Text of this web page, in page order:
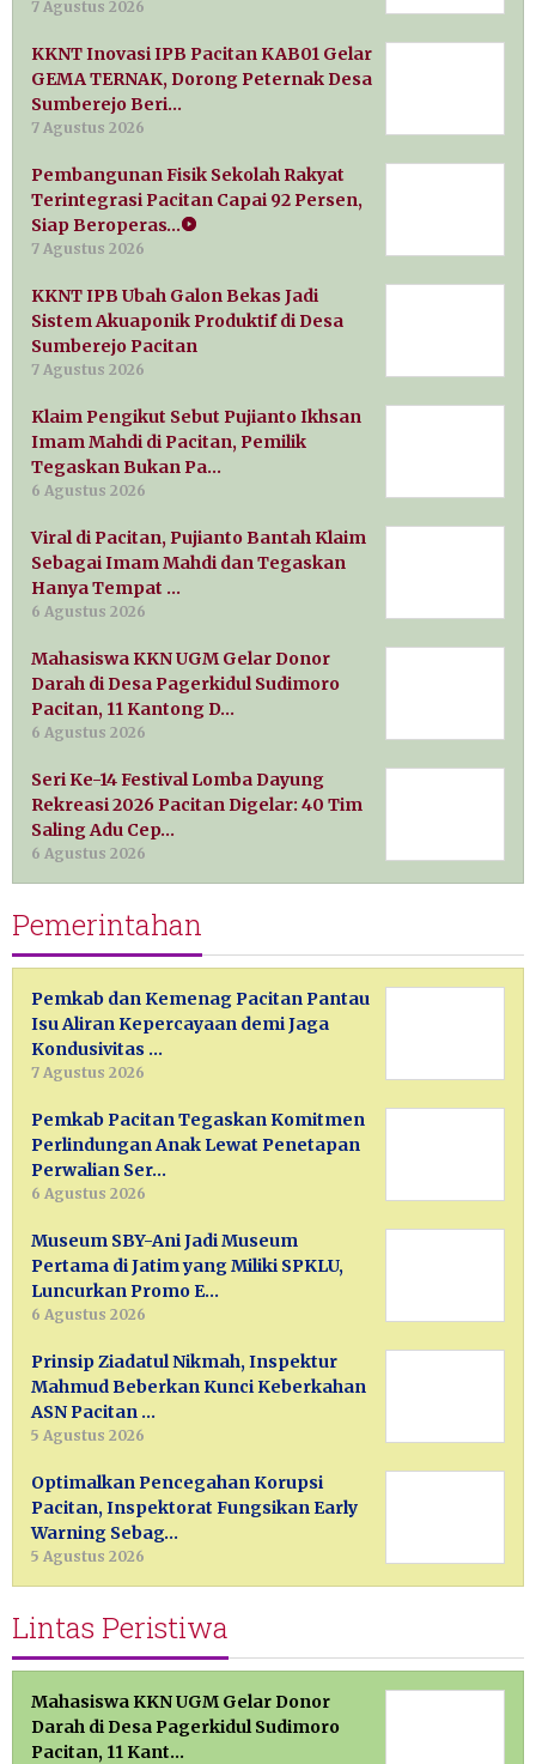
7 Agustus 2026
KKNT Inovasi IPB Pacitan KAB01 Gelar
GEMA TERNAK, Dorong Peternak Desa
Sumberejo Beri…
7 Agustus 2026
Pembangunan Fisik Sekolah Rakyat
Terintegrasi Pacitan Capai 92 Persen,
Siap Beroperas…
7 Agustus 2026
KKNT IPB Ubah Galon Bekas Jadi
Sistem Akuaponik Produktif di Desa
Sumberejo Pacitan
7 Agustus 2026
Klaim Pengikut Sebut Pujianto Ikhsan
Imam Mahdi di Pacitan, Pemilik
Tegaskan Bukan Pa…
6 Agustus 2026
Viral di Pacitan, Pujianto Bantah Klaim
Sebagai Imam Mahdi dan Tegaskan
Hanya Tempat …
6 Agustus 2026
Mahasiswa KKN UGM Gelar Donor
Darah di Desa Pagerkidul Sudimoro
Pacitan, 11 Kantong D…
6 Agustus 2026
Seri Ke-14 Festival Lomba Dayung
Rekreasi 2026 Pacitan Digelar: 40 Tim
Saling Adu Cep…
6 Agustus 2026
Pemerintahan
Pemkab dan Kemenag Pacitan Pantau
Isu Aliran Kepercayaan demi Jaga
Kondusivitas …
7 Agustus 2026
Pemkab Pacitan Tegaskan Komitmen
Perlindungan Anak Lewat Penetapan
Perwalian Ser…
6 Agustus 2026
Museum SBY-Ani Jadi Museum
Pertama di Jatim yang Miliki SPKLU,
Luncurkan Promo E…
6 Agustus 2026
Prinsip Ziadatul Nikmah, Inspektur
Mahmud Beberkan Kunci Keberkahan
ASN Pacitan …
5 Agustus 2026
Optimalkan Pencegahan Korupsi
Pacitan, Inspektorat Fungsikan Early
Warning Sebag…
5 Agustus 2026
Lintas Peristiwa
Mahasiswa KKN UGM Gelar Donor
Darah di Desa Pagerkidul Sudimoro
Pacitan, 11 Kant…